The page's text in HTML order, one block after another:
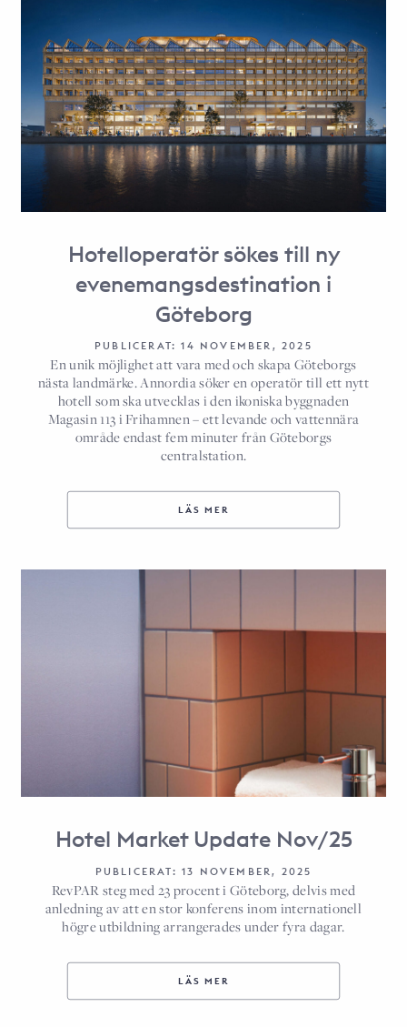
Hotelloperatör sökes till ny
evenemangsdestination i
Göteborg
PUBLICERAT: 14 NOVEMBER, 2025
En unik möjlighet att vara med och skapa Göteborgs
nästa landmärke. Annordia söker en operatör till ett nytt
hotell som ska utvecklas i den ikoniska byggnaden
Magasin 113 i Frihamnen – ett levande och vattennära
område endast fem minuter från Göteborgs
centralstation.
LÄS MER
Hotel Market Update Nov/25
PUBLICERAT: 13 NOVEMBER, 2025
RevPAR steg med 23 procent i Göteborg, delvis med
anledning av att en stor konferens inom internationell
högre utbildning arrangerades under fyra dagar.
LÄS MER